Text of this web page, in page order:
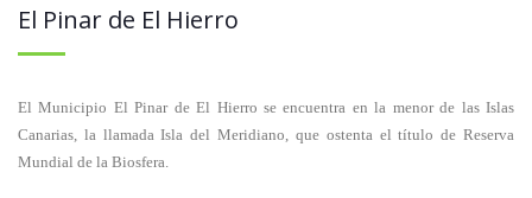
El Pinar de El Hierro
El Municipio El Pinar de El Hierro se encuentra en la menor de las Islas
Canarias, la llamada Isla del Meridiano, que ostenta el título de Reserva
Mundial de la Biosfera.